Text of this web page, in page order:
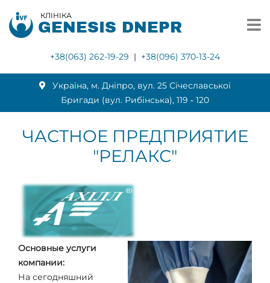
КЛІНІКА
GENESIS DNEPR
+38(063) 262-19-29 | +38(096) 370-13-24
Українa, м. Дніпро, вул. 25 Січеславської
Бригади (вул. Рибінська), 119 ‑ 120
ЧАСТНОЕ ПРЕДПРИЯТИЕ
"РЕЛАКС"
Основные услуги
компании:
На сегодняшний